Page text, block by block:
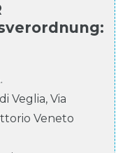
:
Veglia, Via
Veneto